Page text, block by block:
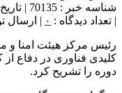
| تعداد دیدگاه : ۰ | ارسال
رئیس مرکز هیئت امنا و
کلیدی فناوری در دفاع از
دوره را تشریح کرد.